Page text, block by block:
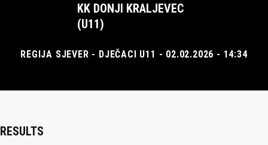
KK DONJI KRALJEVEC
(U11)
REGIJA SJEVER - DJEČACI U11 - 02.02.2026 - 14:34
RESULTS